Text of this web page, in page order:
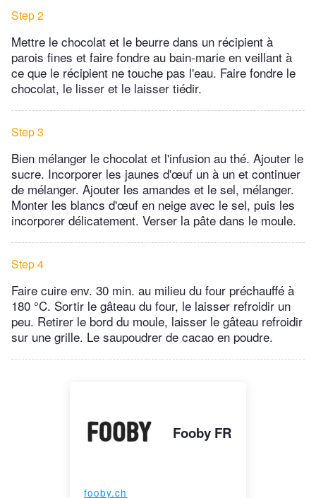
Step 2
Mettre le chocolat et le beurre dans un récipient à
parois fines et faire fondre au bain-marie en veillant à
ce que le récipient ne touche pas l'eau. Faire fondre le
chocolat, le lisser et le laisser tiédir.
Step 3
Bien mélanger le chocolat et l'infusion au thé. Ajouter le
sucre. Incorporer les jaunes d'œuf un à un et continuer
de mélanger. Ajouter les amandes et le sel, mélanger.
Monter les blancs d'œuf en neige avec le sel, puis les
incorporer délicatement. Verser la pâte dans le moule.
Step 4
Faire cuire env. 30 min. au milieu du four préchauffé à
180 °C. Sortir le gâteau du four, le laisser refroidir un
peu. Retirer le bord du moule, laisser le gâteau refroidir
sur une grille. Le saupoudrer de cacao en poudre.
Fooby FR
fooby.ch